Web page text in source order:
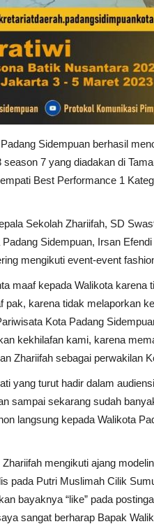
Sidempuan berhasil
7 yang diadakan di
Best Performance 1
Sekolah Zhariifah, SD
Sidempuan, Irsan
mengikuti event-event
maaf kepada Walikota karena
pak, karena tidak melaporkan
Kota Padang
kekhilafan kami, karena
Zhariifah sebagai perwakilan
yang turut hadir dalam
sampai sekarang sudah
langsung kepada Walikota
mengikuti ajang
pada Putri Muslimah Cilik
bayaknya “like” pada
sangat berharap Bapak